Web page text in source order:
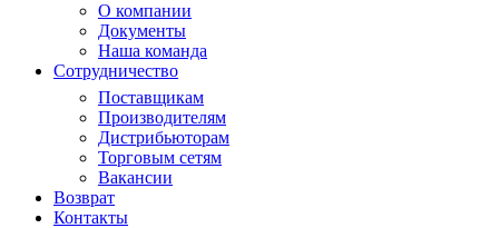
О компании
Документы
Наша команда
Сотрудничество
Поставщикам
Производителям
Дистрибьюторам
Торговым сетям
Вакансии
Возврат
Контакты